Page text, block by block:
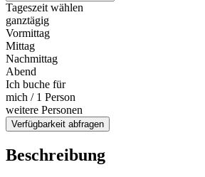
Tageszeit wählen
ganztägig
Vormittag
Mittag
Nachmittag
Abend
Ich buche für
mich / 1 Person
weitere Personen
Verfügbarkeit abfragen
Beschreibung